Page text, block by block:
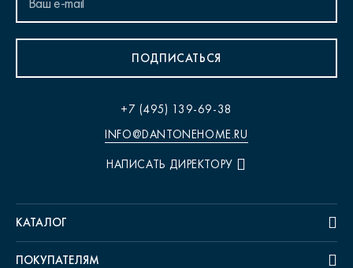
ПОДПИСАТЬСЯ
+7 (495) 139-69-38
INFO@DANTONEHOME.RU
НАПИСАТЬ ДИРЕКТОРУ
КАТАЛОГ
ПОКУПАТЕЛЯМ